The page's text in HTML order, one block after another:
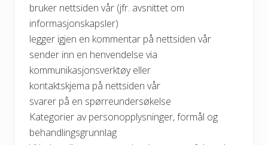
bruker nettsiden vår (jfr. avsnittet om
informasjonskapsler)
legger igjen en kommentar på nettsiden vår
sender inn en henvendelse via
kommunikasjonsverktøy eller
kontaktskjema på nettsiden vår
svarer på en spørreundersøkelse
Kategorier av personopplysninger, formål og
behandlingsgrunnlag